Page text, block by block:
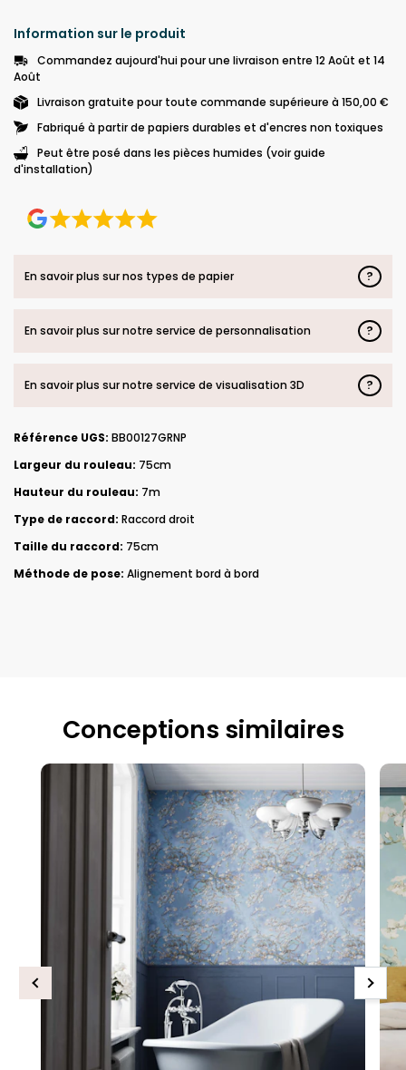
Information sur le produit
Commandez aujourd'hui pour une livraison entre 12 Août et 14
Août
Livraison gratuite pour toute commande supérieure à 150,00 €
Fabriqué à partir de papiers durables et d'encres non toxiques
Peut être posé dans les pièces humides (voir guide
d'installation)
En savoir plus sur nos types de papier ?
En savoir plus sur notre service de personnalisation ?
En savoir plus sur notre service de visualisation 3D ?
Référence UGS: BB00127GRNP
Largeur du rouleau: 75cm
Hauteur du rouleau: 7m
Type de raccord: Raccord droit
Taille du raccord: 75cm
Méthode de pose: Alignement bord à bord
Conceptions similaires
Previous Next